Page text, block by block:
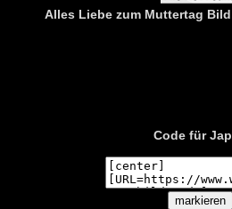
Alles Liebe zum Muttertag
Code für